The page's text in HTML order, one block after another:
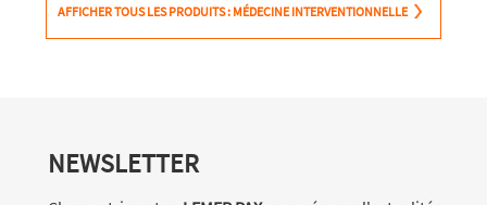
AFFICHER TOUS LES PRODUITS : MÉDECINE INTERVENTIONNELLE
NEWSLETTER